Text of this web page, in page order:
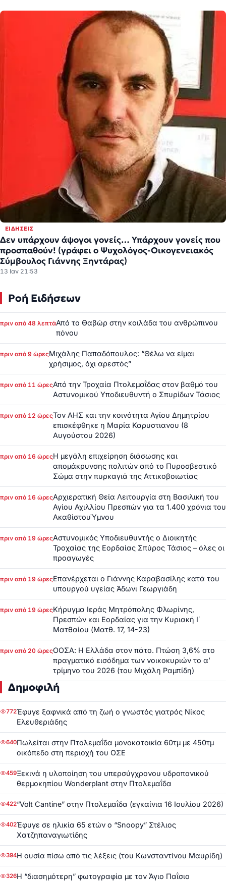
ΕΙΔΉΣΕΙΣ
Δεν υπάρχουν άψογοι γονείς… Υπάρχουν γονείς που
προσπαθούν! (γράφει ο Ψυχολόγος-Οικογενειακός
Σύμβουλος Γιάννης Ξηντάρας)
13 Ιαν 21:53
Ροή Ειδήσεων
πριν από 48 λεπτάΑπό το Θαβώρ στην κοιλάδα του ανθρώπινου
πόνου
πριν από 9 ώρεςΜιχάλης Παπαδόπουλος: “Θέλω να είμαι
χρήσιμος, όχι αρεστός”
πριν από 11 ώρεςΑπό την Τροχαία Πτολεμαΐδας στον βαθμό του
Αστυνομικού Υποδιευθυντή ο Σπυρίδων Τάσιος
πριν από 12 ώρεςΤον ΑΗΣ και την κοινότητα Αγίου Δημητρίου
επισκέφθηκε η Μαρία Καρυστιανου (8
Αυγούστου 2026)
πριν από 16 ώρεςΗ μεγάλη επιχείρηση διάσωσης και
απομάκρυνσης πολιτών από το Πυροσβεστικό
Σώμα στην πυρκαγιά της Αττικοβοιωτίας
πριν από 16 ώρεςΑρχιερατική Θεία Λειτουργία στη Βασιλική του
Αγίου Αχιλλίου Πρεσπών για τα 1.400 χρόνια του
ΑκαθίστουΎμνου
πριν από 19 ώρεςΑστυνομικός Υποδιευθυντής ο Διοικητής
Τροχαίας της Εορδαίας Σπύρος Τάσιος – όλες οι
προαγωγές
πριν από 19 ώρεςΕπανέρχεται ο Γιάννης Καραβασίλης κατά του
υπουργού υγείας Άδωνι Γεωργιάδη
πριν από 19 ώρεςΚήρυγμα Ιεράς Μητρόπολης Φλωρίνης,
Πρεσπών και Εορδαίας για την Κυριακή Ι΄
Ματθαίου (Ματθ. 17, 14-23)
πριν από 20 ώρεςΟΟΣΑ: Η Ελλάδα στον πάτο. Πτώση 3,6% στο
πραγματικό εισόδημα των νοικοκυριών το α’
τρίμηνο του 2026 (του Μιχάλη Ραμπίδη)
Δημοφιλή
772Έφυγε ξαφνικά από τη ζωή ο γνωστός γιατρός Νίκος
Ελευθεριάδης
640Πωλείται στην Πτολεμαΐδα μονοκατοικία 60τμ με 450τμ
οικόπεδο στη περιοχή του ΟΣΕ
459Ξεκινά η υλοποίηση του υπερσύγχρονου υδροπονικού
θερμοκηπίου Wonderplant στην Πτολεμαΐδα
422“Volt Cantine” στην Πτολεμαΐδα (εγκαίνια 16 Ιουλίου 2026)
402Έφυγε σε ηλικία 65 ετών ο “Snoopy” Στέλιος
Χατζηπαναγιωτίδης
394Η ουσία πίσω από τις λέξεις (του Κωνσταντίνου Μαυρίδη)
326Η “διασημότερη” φωτογραφία με τον Άγιο Παΐσιο